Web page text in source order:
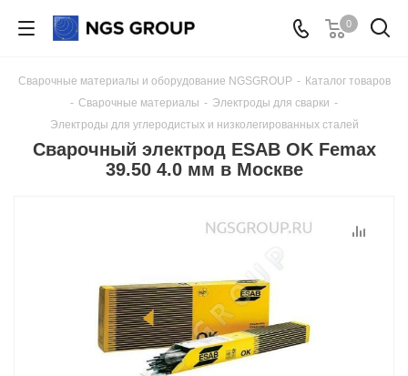
0
Сварочные материалы и оборудование NGSGROUP - Каталог товаров
- Сварочные материалы - Электроды для сварки -
Электроды для углеродистых и низколегированных сталей
Сварочный электрод ESAB OK Femax
39.50 4.0 мм в Москве